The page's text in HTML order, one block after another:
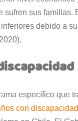
sufren sus familias.
debido a
específico que
con discapacidad